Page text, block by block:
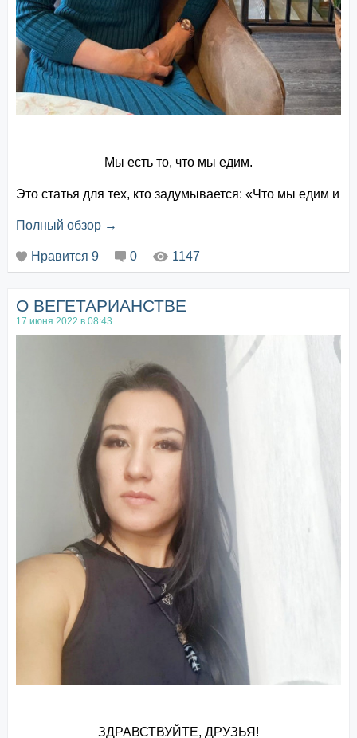
Мы есть то, что мы едим.
Это статья для тех, кто задумывается: «Что мы едим и
Большую часть своего детства я провела с бабушкой.
хлеб и все продукты появились на столе в волю, тут-
то бабушка и стала закармливать внуков. Кормила
теста, да ещё и в масло топлённое макала.
Картошечка тушён...
Полный обзор →
Нравится 9 0 1147
О ВЕГЕТАРИАНСТВЕ
17 июня 2022 в 08:43
ЗДРАВСТВУЙТЕ, ДРУЗЬЯ!